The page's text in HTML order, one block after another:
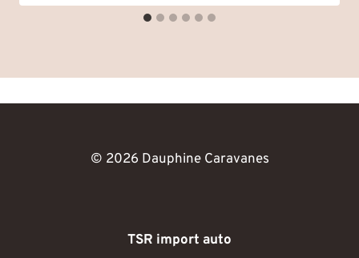
© 2026 Dauphine Caravanes
TSR import auto